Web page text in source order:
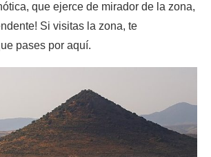
que ejerce de mirador de la zona,
Si visitas la zona, te
pases por aquí.